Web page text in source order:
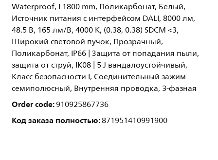
Waterproof, L1800 mm, Поликарбонат, Белый,
Источник питания с интерфейсом DALI, 8000 лм,
48.5 В, 165 лм/В, 4000 K, (0.38, 0.38) SDCM <3,
Широкий световой пучок, Прозрачный,
Поликарбонат, IP66 | Защита от попадания пыли,
защита от струй, IK08 | 5 J вандалоустойчивый,
Класс безопасности I, Соединительный зажим
семиполюсный, Внутренняя проводка, 3-фазная
Order code:910925867736
Код заказа полностью:871951410991900